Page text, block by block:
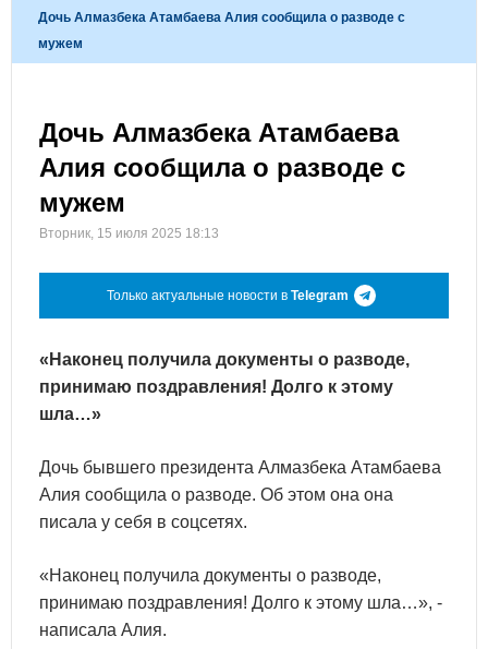
Дочь Алмазбека Атамбаева Алия сообщила о разводе с
мужем
Дочь Алмазбека Атамбаева
Алия сообщила о разводе с
мужем
Вторник, 15 июля 2025 18:13
Только актуальные новости в Telegram
«Наконец получила документы о разводе,
принимаю поздравления! Долго к этому
шла…»
Дочь бывшего президента Алмазбека Атамбаева
Алия сообщила о разводе. Об этом она она
писала у себя в соцсетях.
«Наконец получила документы о разводе,
принимаю поздравления! Долго к этому шла…», -
написала Алия.